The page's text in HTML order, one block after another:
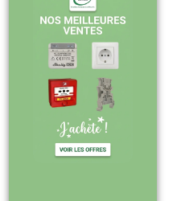
Expédition sous
24-48h :
livraison rapide
après validation
de commande